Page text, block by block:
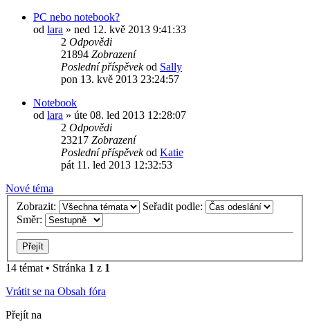
PC nebo notebook?
od lara » ned 12. kvě 2013 9:41:33
2 Odpovědi
21894 Zobrazení
Poslední příspěvekod Sally
pon 13. kvě 2013 23:24:57
Notebook
od lara » úte 08. led 2013 12:28:07
2 Odpovědi
23217 Zobrazení
Poslední příspěvekod Katie
pát 11. led 2013 12:32:53
Nové téma
Zobrazit:
Seřadit podle:
Směr:
14 témat • Stránka 1 z 1
Vrátit se na Obsah fóra
Přejít na